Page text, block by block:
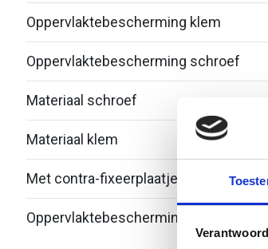
Oppervlaktebescherming klem
Oppervlaktebescherming schroef
Materiaal schroef
Materiaal klem
Met contra-fixeerplaatje
Oppervlaktebescherming schaal